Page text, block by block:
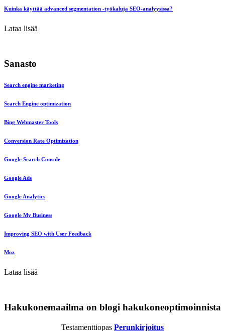
Kuinka käyttää advanced segmentation -työkaluja SEO-analyysissa?
Lataa lisää
Sanasto
Search engine marketing
Search Engine optimization
Bing Webmaster Tools
Conversion Rate Optimization
Google Search Console
Google Ads
Google Analytics
Google My Business
Improving SEO with User Feedback
Moz
Lataa lisää
Hakukonemaailma on blogi hakukoneoptimoinnista
Testamenttiopas Perunkirjoitus